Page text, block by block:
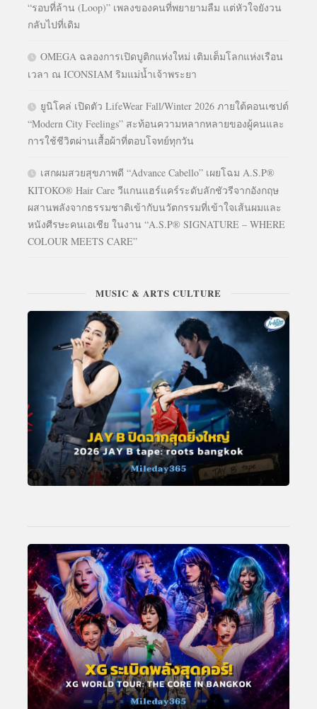
“รอบที่ล้าน (Loop)” เพลงของคนที่พยายามลืม แต่หัวใจยังวน
กลับไปที่เดิม
OMEGA ฉลองการเปิดบูติกแห่งใหม่ เติมเต็มโลกแห่งเรือน
เวลา ณ ICONSIAM ริมแม่น้ำเจ้าพระยา
ยูนิโคล่ เปิดตัว LifeWear Fall/Winter 2026 ภายใต้คอนเซปต์
“Modern City Feelings” สะท้อนความหลากหลายของผู้คนและ
การใช้ชีวิตผ่านเสื้อผ้าที่ตอบโจทย์ทุกวัน
เสกผมสวยสุขภาพดี “Advance Cabello” เผยโฉม A.S.P®
KITOKO® Hair Care วีแกนแฮร์แคร์ระดับลักชัวรีจากอังกฤษ
ผสานพลังจากธรรมชาติเข้ากับนวัตกรรมที่เข้าใจเส้นผมและ
หนังศีรษะคนเอเชีย ในงาน “A.S.P® SIGNATURE – WHERE
COLOUR MEETS CARE”
MUSIC & ARTS CULTURE